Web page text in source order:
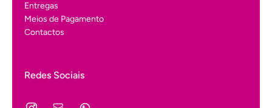
Entregas
Meios de Pagamento
Contactos
Redes Sociais